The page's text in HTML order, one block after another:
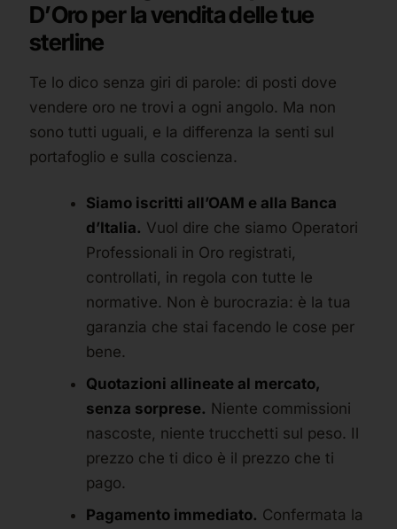
D’Oro per la vendita delle tue
sterline
Te lo dico senza giri di parole: di posti dove
vendere oro ne trovi a ogni angolo. Ma non
sono tutti uguali, e la differenza la senti sul
portafoglio e sulla coscienza.
Siamo iscritti all’OAM e alla Banca
d’Italia. Vuol dire che siamo Operatori
Professionali in Oro registrati,
controllati, in regola con tutte le
normative. Non è burocrazia: è la tua
garanzia che stai facendo le cose per
bene.
Quotazioni allineate al mercato,
senza sorprese. Niente commissioni
nascoste, niente trucchetti sul peso. Il
prezzo che ti dico è il prezzo che ti
pago.
Pagamento immediato. Confermata la